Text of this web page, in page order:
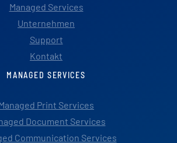
Managed Services
Unternehmen
Support
Kontakt
MANAGED SERVICES
Print Services
Document Services
Communication Services